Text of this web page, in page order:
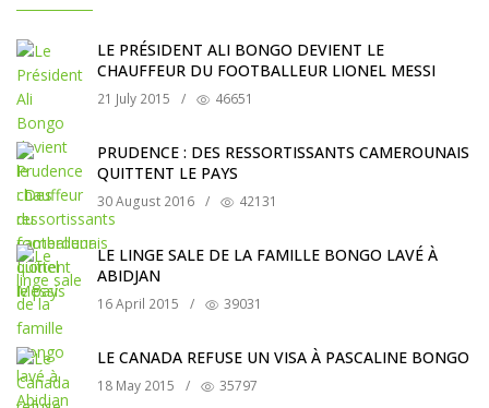
LE PRÉSIDENT ALI BONGO DEVIENT LE
CHAUFFEUR DU FOOTBALLEUR LIONEL MESSI
21 July 2015 / 46651
PRUDENCE : DES RESSORTISSANTS CAMEROUNAIS
QUITTENT LE PAYS
30 August 2016 / 42131
LE LINGE SALE DE LA FAMILLE BONGO LAVÉ À
ABIDJAN
16 April 2015 / 39031
LE CANADA REFUSE UN VISA À PASCALINE BONGO
18 May 2015 / 35797